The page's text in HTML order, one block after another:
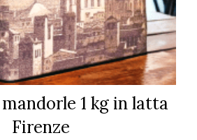
1 kg in latta
Firenze